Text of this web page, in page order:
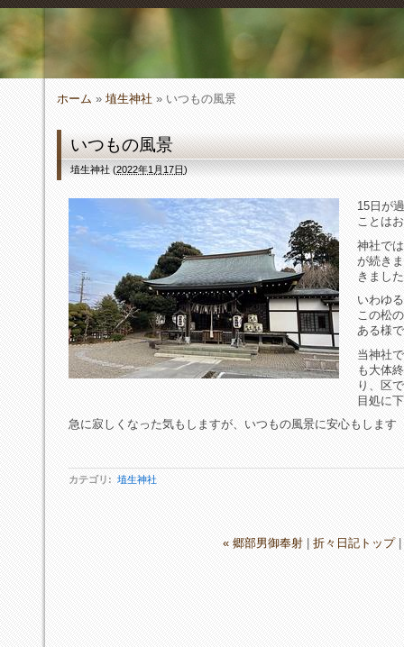
ホーム » 埴生神社 » いつもの風景
いつもの風景
埴生神社(2022年1月17日)
15日が
ことは
神社で
が続き
きました
いわゆ
この松
ある様
当神社
も大体
り、区
目処に
急に寂しくなった気もしますが、いつもの風景に安心もします
カテゴリ : 埴生神社
« 郷部男御奉射 折々日記トップ